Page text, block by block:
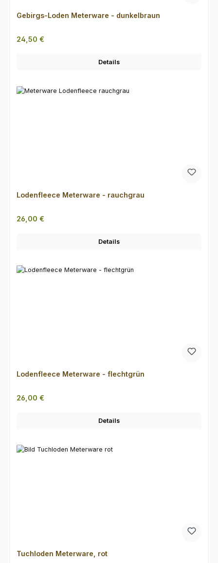
Gebirgs-Loden Meterware - dunkelbraun
Regulärer Preis:
24,50 €
Details
Lodenfleece Meterware - rauchgrau
Regulärer Preis:
26,00 €
Details
Lodenfleece Meterware - flechtgrün
Regulärer Preis:
26,00 €
Details
Tuchloden Meterware, rot